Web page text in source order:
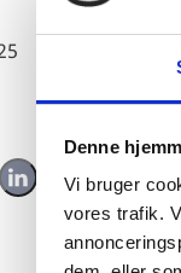
Denne
Vi bruger
vores trafik.
på X (Twitter)
Del på LinkedIn